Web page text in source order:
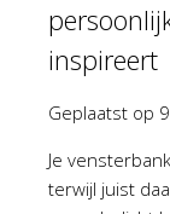
inspireert
Geplaatst op
Je
terwijl juist